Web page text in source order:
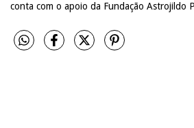
conta com o apoio da Fundação Astrojildo